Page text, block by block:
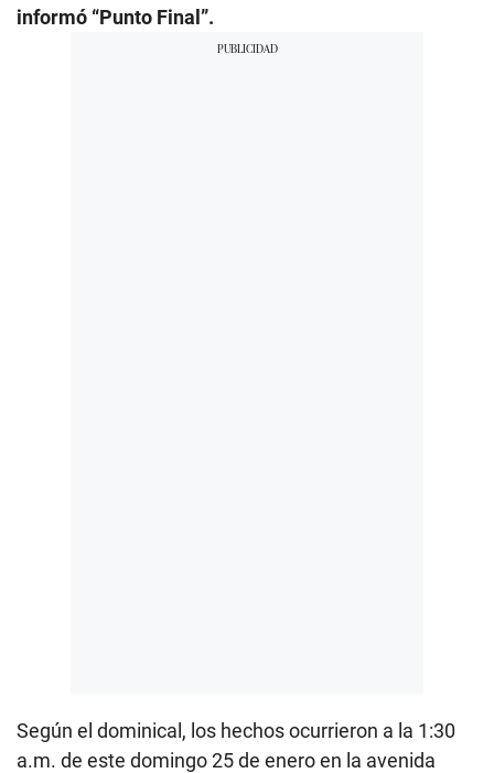
informó “Punto Final”.
Según el dominical, los hechos ocurrieron a la 1:30
a.m. de este domingo 25 de enero en la avenida